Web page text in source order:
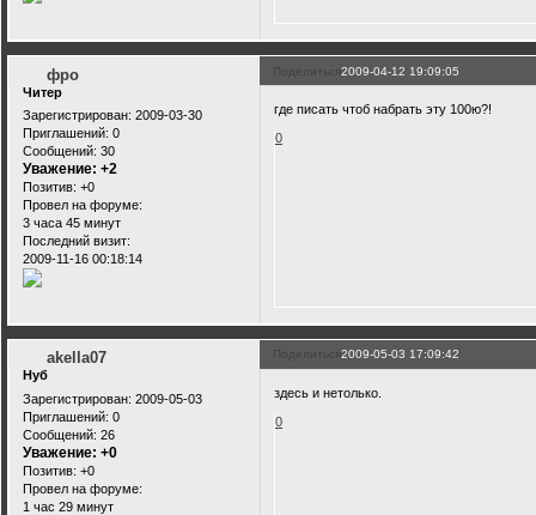
Поделиться2009-04-12 19:09:05
фро
Читер
Зарегистрирован: 2009-03-30
Приглашений: 0
Сообщений: 30
Уважение: +2
Позитив: +0
Провел на форуме:
3 часа 45 минут
Последний визит:
2009-11-16 00:18:14
где писать чтоб набрать эту 100ю?!
0
Поделиться2009-05-03 17:09:42
akella07
Нуб
Зарегистрирован: 2009-05-03
Приглашений: 0
Сообщений: 26
Уважение: +0
Позитив: +0
Провел на форуме:
1 час 29 минут
здесь и нетолько.
0